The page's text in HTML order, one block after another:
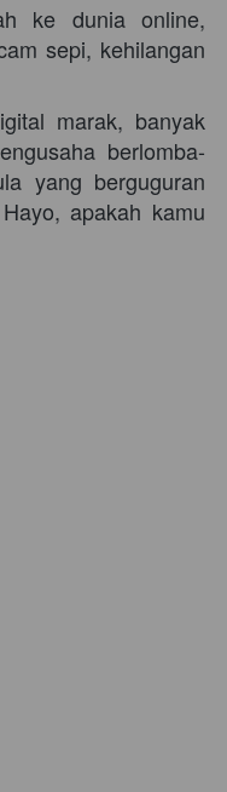
ke dunia online,
sepi, kehilangan
marak, banyak
berlomba-
yang berguguran
apakah kamu